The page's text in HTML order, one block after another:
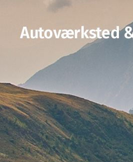
Autoværksted